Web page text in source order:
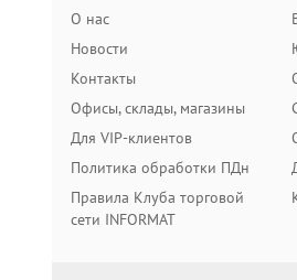
О нас
Новости
Контакты
Офисы, склады, магазины
Для VIP-клиентов
Политика обработки ПДн
Правила Клуба торговой
сети INFORMAT